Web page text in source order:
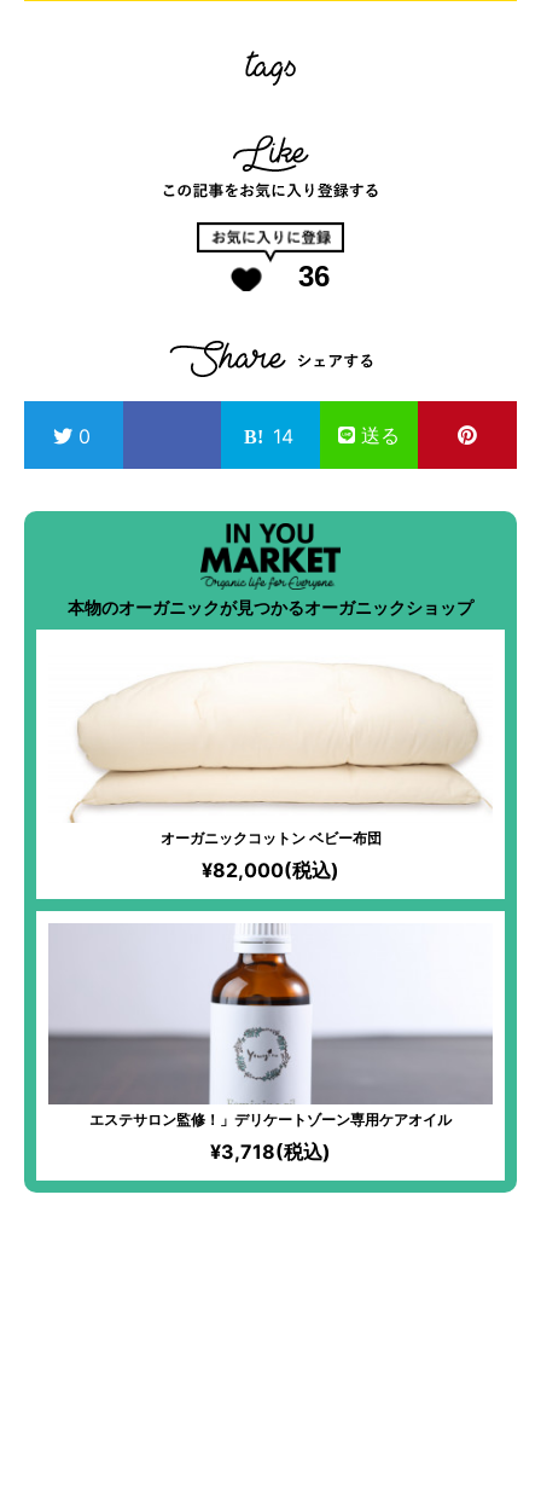
36
0 14 送る
本物のオーガニックが見つかるオーガニックショップ
オーガニックコットン ベビー布団
¥82,000(税込)
エステサロン監修！」デリケートゾーン専用ケアオイル
¥3,718(税込)